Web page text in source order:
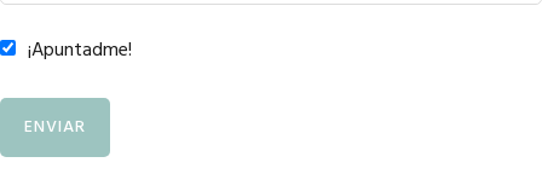
¡Apuntadme!